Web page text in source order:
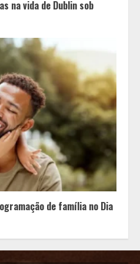
na vida de Dublin sob
de família no Dia